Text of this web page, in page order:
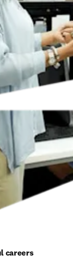
careers